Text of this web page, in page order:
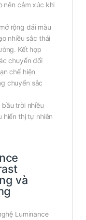
nên cảm xúc khi
rộng dải màu
nhiều sắc thái
Kết hợp
chuyển đổi
chế hiện
chuyển sắc
trời nhiều
hiển thị tự nhiên
và
Luminance